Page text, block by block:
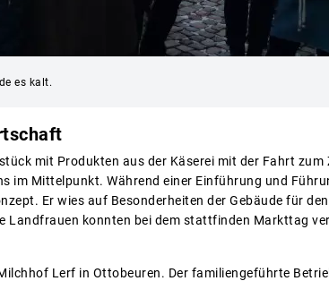
es kalt.
mit Produkten aus der Käserei mit der Fahrt zum
im Mittelpunkt. Während einer Einführung und
Er wies auf Besonderheiten der Gebäude für
Landfrauen konnten bei dem stattfinden Markttag
Lerf in Ottobeuren. Der familiengeführte